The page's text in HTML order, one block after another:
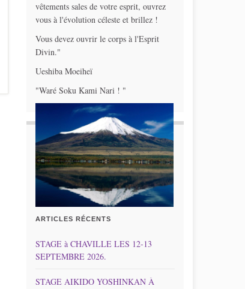
vêtements sales de votre esprit, ouvrez
vous à l'évolution céleste et brillez !
Vous devez ouvrir le corps à l'Esprit
Divin."
Ueshiba Moeiheï
"Waré Soku Kami Nari ! "
ARTICLES RÉCENTS
STAGE à CHAVILLE LES 12-13
SEPTEMBRE 2026.
STAGE AIKIDO YOSHINKAN À